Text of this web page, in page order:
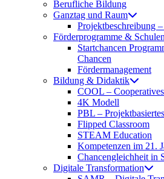
Berufliche Bildung
Ganztag und Raum
Projektbeschreibung
Förderprogramme &
Startchancen
Chancen
Fördermanagement
Bildung & Didaktik
COOL –
4K Modell
PBL –
Flipped Classroom
STEAM Education
Kompetenzen im 21.
Chancengleichheit in
Digitale Transformation